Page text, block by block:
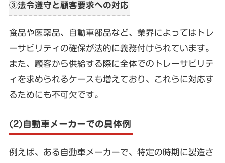
③法令遵守と顧客要求への対応
食品や医薬品、自動車部品など、業界によってはトレ
ーサビリティの確保が法的に義務付けられています。
また、顧客から供給する際に全体でのトレーサビリテ
ィを求められるケースも増えており、これらに対応す
るためにも不可欠です。
(2)自動車メーカーでの具体例
例えば、ある自動車メーカーで、特定の時期に製造さ